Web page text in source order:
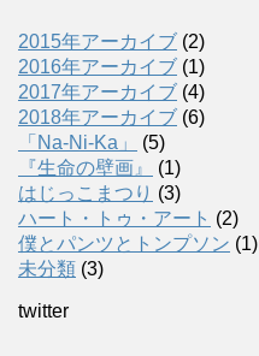
2015年アーカイブ (2)
2016年アーカイブ (1)
2017年アーカイブ (4)
2018年アーカイブ (6)
「Na-Ni-Ka」
(5)
『生命の壁画』
(1)
はじっこまつり (3)
ハート・トゥ・アート (2)
僕とパンツとトンプソン (1)
未分類 (3)
twitter